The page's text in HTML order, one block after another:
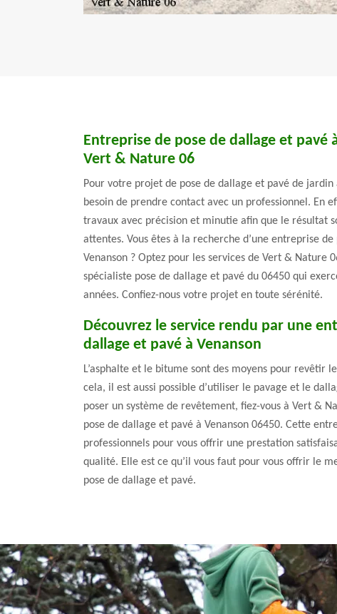
Entreprise de pose de dallage et pavé
Vert & Nature 06
Pour votre projet de pose de dallage et pavé de jardin
besoin de prendre contact avec un professionnel. En
travaux avec précision et minutie afin que le résultat
attentes. Vous êtes à la recherche d’une entreprise
Venanson ? Optez pour les services de Vert & Nature
spécialiste pose de dallage et pavé du 06450 qui
années. Confiez-nous votre projet en toute sérénité.
Découvrez le service rendu par une
dallage et pavé à Venanson
L’asphalte et le bitume sont des moyens pour revêtir
cela, il est aussi possible d’utiliser le pavage et le
poser un système de revêtement, fiez-vous à Vert &
pose de dallage et pavé à Venanson 06450. Cette
professionnels pour vous offrir une prestation
qualité. Elle est ce qu’il vous faut pour vous offrir le
pose de dallage et pavé.